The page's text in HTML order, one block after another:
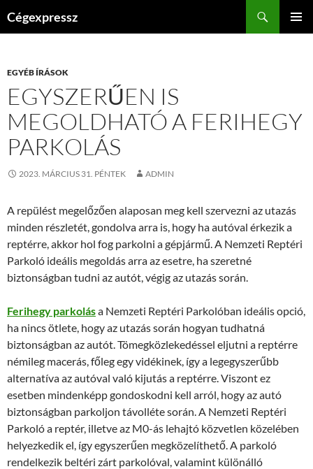
Cégexpressz
EGYÉB ÍRÁSOK
EGYSZERŰEN IS
MEGOLDHATÓ A FERIHEGY
PARKOLÁS
2023. MÁRCIUS 31. PÉNTEK ADMIN
A repülést megelőzően alaposan meg kell szervezni az utazás
minden részletét, gondolva arra is, hogy ha autóval érkezik a
reptérre, akkor hol fog parkolni a gépjármű. A Nemzeti Reptéri
Parkoló ideális megoldás arra az esetre, ha szeretné
biztonságban tudni az autót, végig az utazás során.
Ferihegy parkolása Nemzeti Reptéri Parkolóban ideális opció,
ha nincs ötlete, hogy az utazás során hogyan tudhatná
biztonságban az autót. Tömegközlekedéssel eljutni a reptérre
némileg macerás, főleg egy vidékinek, így a legegyszerűbb
alternatíva az autóval való kijutás a reptérre. Viszont ez
esetben mindenképp gondoskodni kell arról, hogy az autó
biztonságban parkoljon távolléte során. A Nemzeti Reptéri
Parkoló a reptér, illetve az M0-ás lehajtó közvetlen közelében
helyezkedik el, így egyszerűen megközelíthető. A parkoló
rendelkezik beltéri zárt parkolóval, valamint különálló